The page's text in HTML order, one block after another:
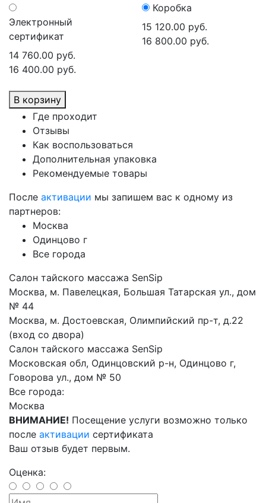
Электронный
сертификат
14 760.00 руб.
16 400.00 руб.
Коробка
15 120.00 руб.
16 800.00 руб.
В корзину
Где проходит
Отзывы
Как воспользоваться
Дополнительная упаковка
Рекомендуемые товары
После активации мы запишем вас к одному из
партнеров:
Москва
Одинцово г
Все города
Салон тайского массажа SenSip
Москва, м. Павелецкая, Большая Татарская ул., дом
№ 44
Москва, м. Достоевская, Олимпийский пр-т, д.22
(вход со двора)
Салон тайского массажа SenSip
Московская обл, Одинцовский р-н, Одинцово г,
Говорова ул., дом № 50
Все города:
Москва
ВНИМАНИЕ! Посещение услуги возможно только
после активации сертификата
Ваш отзыв будет первым.
Оценка: